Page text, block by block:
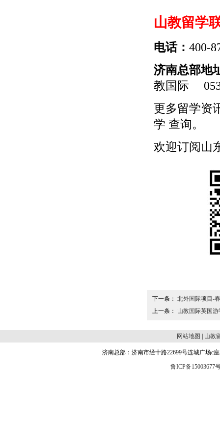
山教留学
电话： 400-
济南总部地
教国际
更多留学资
学 查询。
欢迎订阅山
下一条： 北外国际项目-
上一条： 山教国际英国
网站地图 山教
济南总部：济南市经十路22699号连城广场c
鲁ICP备15003677